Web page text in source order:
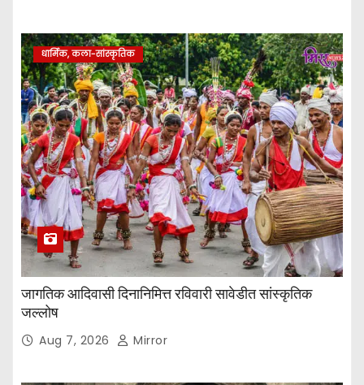
धार्मिक, कला-सांस्कृतिक
जागतिक आदिवासी दिनानिमित्त रविवारी सावेडीत सांस्कृतिक
जल्लोष
Aug 7, 2026 Mirror